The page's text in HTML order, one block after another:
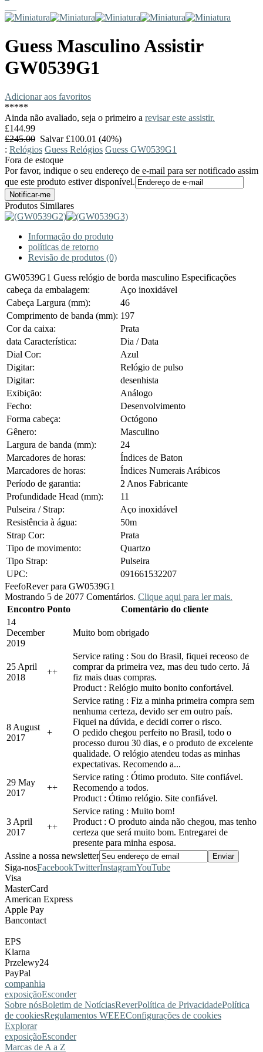
Guess Masculino Assistir
GW0539G1
Adicionar aos favoritos
*****
Ainda não avaliado, seja o primeiro a revisar este assistir.
£144.99
£245.00 Salvar £100.01 (40%)
: Relógios Guess Relógios Guess GW0539G1
Fora de estoque
Por favor, indique o seu endereço de e-mail para ser notificado assim
que este produto estiver disponível.
Produtos Similares
Informação do produto
políticas de retorno
Revisão de produtos (0)
GW0539G1 Guess relógio de borda masculino Especificações
cabeça da embalagem:
Aço inoxidável
Cabeça Largura (mm):
46
Comprimento de banda (mm): 197
Cor da caixa:
Prata
data Característica:
Dia / Data
Dial Cor:
Azul
Digitar:
Relógio de pulso
Digitar:
desenhista
Exibição:
Análogo
Fecho:
Desenvolvimento
Forma cabeça:
Octógono
Gênero:
Masculino
Largura de banda (mm):
24
Marcadores de horas:
Índices de Baton
Marcadores de horas:
Índices Numerais Arábicos
Período de garantia:
2 Anos Fabricante
Profundidade Head (mm):
11
Pulseira / Strap:
Aço inoxidável
Resistência à água:
50m
Strap Cor:
Prata
Tipo de movimento:
Quartzo
Tipo Strap:
Pulseira
UPC:
091661532207
FeefoRever para GW0539G1
Mostrando 5 de 2077 Comentários. Clique aqui para ler mais.
Encontro Ponto
Comentário do cliente
14
December
2019
Muito bom obrigado
25 April
2018
++
Service rating : Sou do Brasil, fiquei receoso de
comprar da primeira vez, mas deu tudo certo. Já
fiz mais duas compras.
Product : Relógio muito bonito confortável.
8 August
2017
+
Service rating : Fiz a minha primeira compra sem
nenhuma certeza, devido ser em outro país.
Fiquei na dúvida, e decidi correr o risco.
O pedido chegou perfeito no Brasil, todo o
processo durou 30 dias, e o produto de excelente
qualidade. O relógio atendeu todas as minhas
expectativas. Recomendo a...
29 May
2017
++
Service rating : Ótimo produto. Site confiável.
Recomendo a todos.
Product : Ótimo relógio. Site confiável.
3 April
2017
++
Service rating : Muito bom!
Product : O produto ainda não chegou, mas tenho
certeza que será muito bom. Entregarei de
presente para minha esposa.
Assine a nossa newsletter
Siga-nosFacebookTwitterInstagramYouTube
Visa
MasterCard
American Express
Apple Pay
Bancontact
EPS
Klarna
Przelewy24
PayPal
companhia
exposiçãoEsconder
Sobre nósBoletim de NotíciasReverPolítica de PrivacidadePolítica
de cookiesRegulamentos WEEEConfigurações de cookies
Explorar
exposiçãoEsconder
Marcas de A a Z